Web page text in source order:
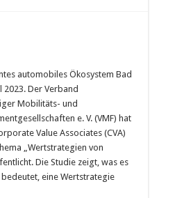
automobiles Ökosystem Bad
Der Verband
Mobilitäts- und
e. V. (VMF) hat
Value Associates (CVA)
„Wertstrategien von
Die Studie zeigt, was es
eine Wertstrategie